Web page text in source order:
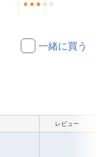
一緒に買う
レビュー